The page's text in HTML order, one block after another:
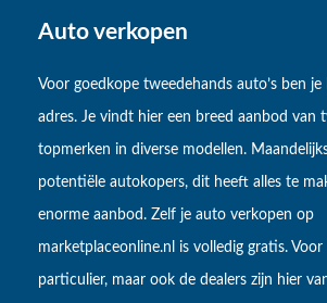
Auto verkopen
Voor goedkope tweedehands auto’s ben
adres. Je vindt hier een breed aanbod van
topmerken in diverse modellen.
potentiële autokopers, dit heeft alles te
enorme aanbod. Zelf je auto verkopen op
marketplaceonline.nl is volledig gratis. Voor
particulier, maar ook de dealers zijn hier